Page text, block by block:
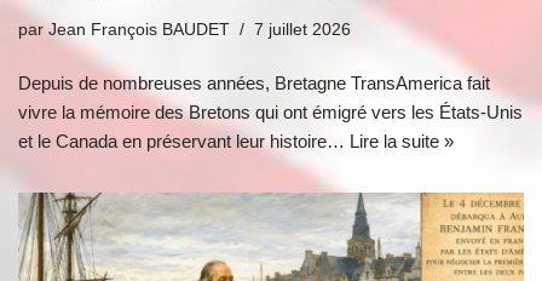
par Jean François BAUDET 7 juillet 2026
Depuis de nombreuses années, Bretagne TransAmerica fait
vivre la mémoire des Bretons qui ont émigré vers les États-Unis
et le Canada en préservant leur histoire… Lire la suite »